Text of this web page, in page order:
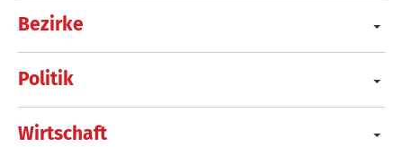
Bezirke
Politik
Wirtschaft